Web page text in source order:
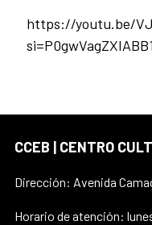
https://youtu.be/
CCEB | CENTRO
Dirección: Avenida
Horario de atención: